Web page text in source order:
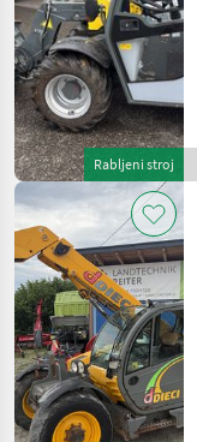
Rabljeni stroj